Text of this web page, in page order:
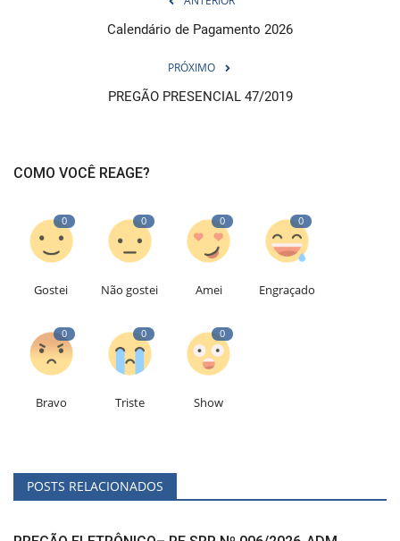
Calendário de Pagamento 2026
PRÓXIMO
PREGÃO PRESENCIAL 47/2019
COMO VOCÊ REAGE?
0
Gostei
0
Não gostei
0
Amei
0
Engraçado
0
Bravo
0
Triste
0
Show
POSTS RELACIONADOS